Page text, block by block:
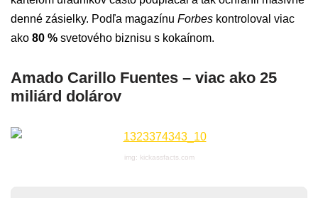
denné zásielky. Podľa magazínu Forbes kontroloval viac
ako 80 % svetového biznisu s kokaínom.
Amado Carillo Fuentes – viac ako 25
miliárd dolárov
img: kickassfacts.com